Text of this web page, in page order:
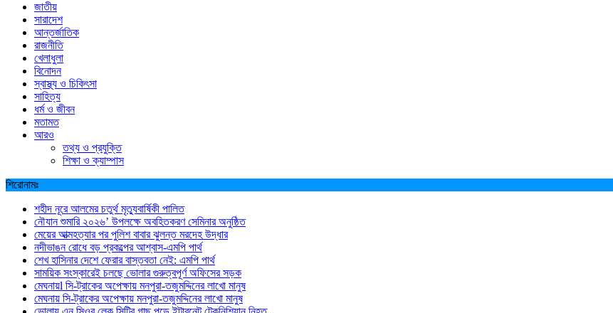
জাতীয়
সারাদেশ
আন্তর্জাতিক
রাজনীতি
খেলাধুলা
বিনোদন
স্বাস্থ্য ও চিকিৎসা
সাহিত্য
ধর্ম ও জীবন
মতামত
আরও
তথ্য ও প্রযুক্তি
শিক্ষা ও ক্যাম্পাস
শিরোনামঃ
শহীদ নূরে আলমের চতুর্থ মৃত্যুবার্ষিকী পালিত
নৌযান শুমারি ২০২৬’ উপলক্ষে অবহিতকরণ সেমিনার অনুষ্ঠিত
মেয়ের আত্মহত্যার পর পুলিশ বাবার ঝুলন্ত মরদেহ উদ্ধার
নদীভাঙন রোধে বড় প্রকল্পের আশ্বাস-এমপি পার্থ
শেখ হাসিনার দেশে ফেরার বাস্তবতা নেই: এমপি পার্থ
সাময়িক সংস্কারেই চলছে ভোলার গুরুত্বপূর্ণ অফিসের সড়ক
মেঘনায়l সি-ট্রাকের অপেক্ষায় মনপুরা-তজুমদ্দিনের লাখো মানুষ
মেঘনায় সি-ট্রাকের অপেক্ষায় মনপুরা-তজুমদ্দিনের লাখো মানুষ